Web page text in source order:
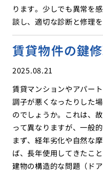
ります。少しでも異常を
談し、適切な診断と修理
賃貸物件の鍵
2025.08.21
賃貸マンションやアパー
調子が悪くなったりした
のでしょうか。これは、
って異なりますが、一般
まず、経年劣化や自然な
ば、長年使用してきたこ
建物の構造的な問題（ド